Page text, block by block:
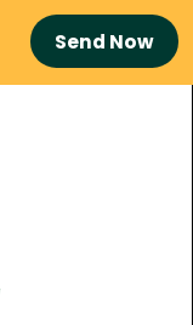
Send Now